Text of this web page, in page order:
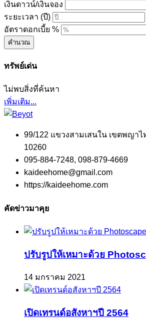
เงินดาวน์/เงินจอง
ระยะเวลา (ปี)
อัตราดอกเบี้ย %
คำนวณ
ทรัพย์เด่น
ไม่พบสิ่งที่ค้นหา
เพิ่มเติม...
99/122 แขวงสามเสนใน เขตพญา
10260
095-884-7248, 098-879-4669
kaideehome@gmail.com
https://kaideehome.com
คัดข่าวมาคุย
ปรับรูปให้เหมาะด้วย
14 มกราคม 2021
เปิดเทรนด์อสังหาฯปี 2564